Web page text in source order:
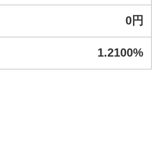
0円
1.2100%